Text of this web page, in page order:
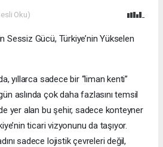
Oku)
Sessiz Gücü, Türkiye’nin Yükselen
yıllarca sadece bir “liman kenti”
aslında çok daha fazlasını temsil
yer alan bu şehir, sadece konteyner
ticari vizyonunu da taşıyor.
sadece lojistik çevreleri değil,